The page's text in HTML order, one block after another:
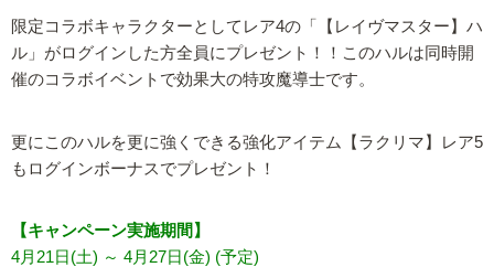
限定コラボキャラクターとしてレア4の「【レイヴマスター】ハ
ル」がログインした方全員にプレゼント！！このハルは同時開
催のコラボイベントで効果大の特攻魔導士です。
更にこのハルを更に強くできる強化アイテム【ラクリマ】レア5
もログインボーナスでプレゼント！
【キャンペーン実施期間】
4月21日(土) ～ 4月27日(金) (予定)